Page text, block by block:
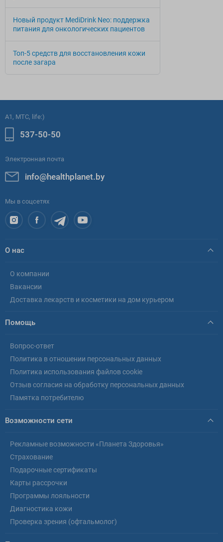
Новый продукт MediDrink Neo: поддержка
питания для онкологических пациентов
Топ-5 средств для восстановления кожи
после загара
A1, МТС, life:)
537-50-50
Электронная почта
info@healthplanet.by
Мы в соцсетях
О нас
О компании
Вакансии
Доставка лекарств и косметики на дом курьером
Помощь
Вопрос-ответ
Политика в отношении персональных данных
Политика использования файлов cookie
Отзыв согласия на обработку персональных данных
Памятка потребителю
Возможности сети
Рекламные возможности «Планета Здоровья»
Страхование
Подарочные сертификаты
Карты рассрочки
Программы лояльности
Диагностика кожи
Проверка зрения (офтальмолог)